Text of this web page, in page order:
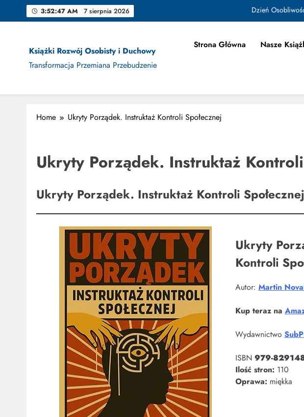
3:52:48 AM 7 sierpnia 2026
Jak Projektować i Aktywować
Książki Rozwój Osobisty i Duchowy
Transformacja Przemiana Przebudzenie
Strona Główna Nasze
Home Ukryty Porządek. Instruktaż Kontroli Społecznej
Ukryty Porządek. Instruktaż Kontroli
Ukryty Porządek. Instruktaż Kontroli Społecznej
Ukryty
Kontroli
Autor: Martin
Kup teraz na
Wydawnictwo
ISBN 979-
Ilość stron: 110
Oprawa: miękka